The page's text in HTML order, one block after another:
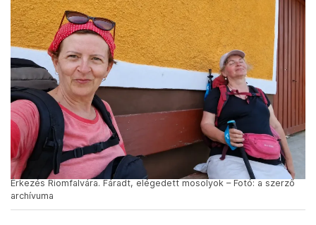
Érkezés Riomfalvára. Fáradt, elégedett mosolyok – Fotó: a szerző
archívuma